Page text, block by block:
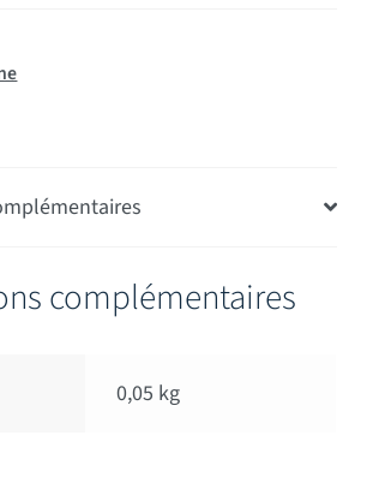
complémentaires
0,05 kg